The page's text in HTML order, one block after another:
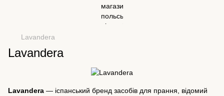
Lavandera
Lavandera
Lavandera — іспанський бренд засобів для прання, відомий